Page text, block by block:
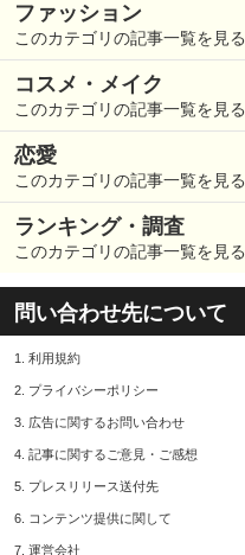
ファッション
このカテゴリの記事一覧を見る
コスメ・メイク
このカテゴリの記事一覧を見る
恋愛
このカテゴリの記事一覧を見る
ランキング・調査
このカテゴリの記事一覧を見る
問い合わせ先について
1. 利用規約
2. プライバシーポリシー
3. 広告に関するお問い合わせ
4. 記事に関するご意見・ご感想
5. プレスリリース送付先
6. コンテンツ提供に関して
7. 運営会社